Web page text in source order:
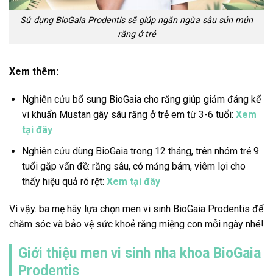
Sử dụng BioGaia Prodentis sẽ giúp ngăn ngừa sâu sún mủn
răng ở trẻ
Xem thêm:
Nghiên cứu bổ sung BioGaia cho răng giúp giảm đáng kể
vi khuẩn Mustan gây sâu răng ở trẻ em từ 3-6 tuổi: Xem
tại đây
Nghiên cứu dùng BioGaia trong 12 tháng, trên nhóm trẻ 9
tuổi gặp vấn đề: răng sâu, có mảng bám, viêm lợi cho
thấy hiệu quả rõ rệt: Xem tại đây
Vì vậy. ba mẹ hãy lựa chọn men vi sinh BioGaia Prodentis để
chăm sóc và bảo vệ sức khoẻ răng miệng con mỗi ngày nhé!
Giới thiệu men vi sinh nha khoa BioGaia
Prodentis